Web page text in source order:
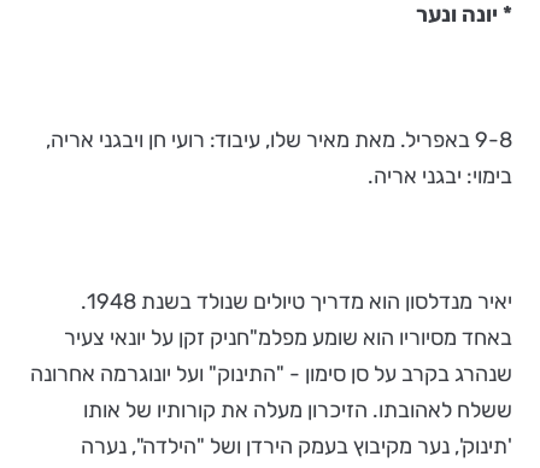
* יונה ונער
9-8 באפריל. מאת מאיר שלו, עיבוד: רועי חן ויבגני אריה,
בימוי: יבגני אריה.
יאיר מנדלסון הוא מדריך טיולים שנולד בשנת 1948.
באחד מסיוריו הוא שומע מפלמ"חניק זקן על יונאי צעיר
שנהרג בקרב על סן סימון - "התינוק" ועל יונוגרמה אחרונה
ששלח לאהובתו. הזיכרון מעלה את קורותיו של אותו
'תינוק', נער מקיבוץ בעמק הירדן ושל "הילדה", נערה